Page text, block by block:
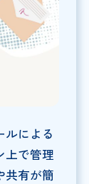
ルによる
上で管理
共有が簡